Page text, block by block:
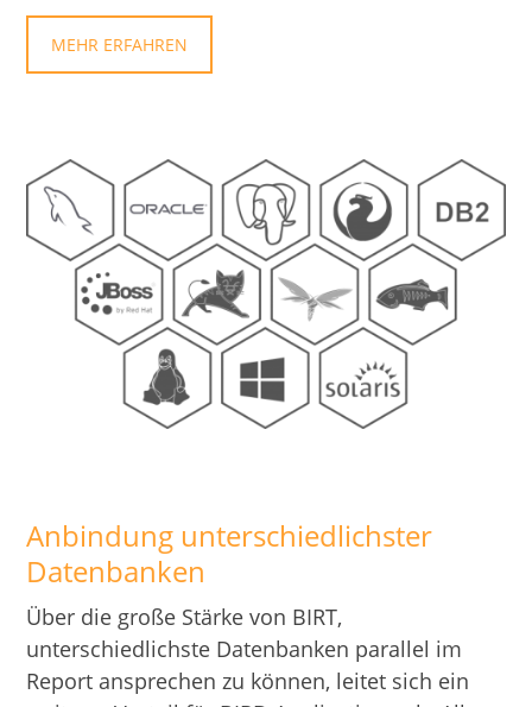
MEHR ERFAHREN
Anbindung unterschiedlichster
Datenbanken
Über die große Stärke von BIRT,
unterschiedlichste Datenbanken parallel im
Report ansprechen zu können, leitet sich ein